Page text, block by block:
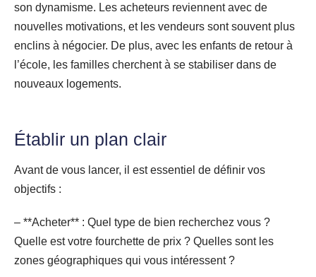
son dynamisme. Les acheteurs reviennent avec de
nouvelles motivations, et les vendeurs sont souvent plus
enclins à négocier. De plus, avec les enfants de retour à
l’école, les familles cherchent à se stabiliser dans de
nouveaux logements.
Établir un plan clair
Avant de vous lancer, il est essentiel de définir vos
objectifs :
– **Acheter** : Quel type de bien recherchez vous ?
Quelle est votre fourchette de prix ? Quelles sont les
zones géographiques qui vous intéressent ?